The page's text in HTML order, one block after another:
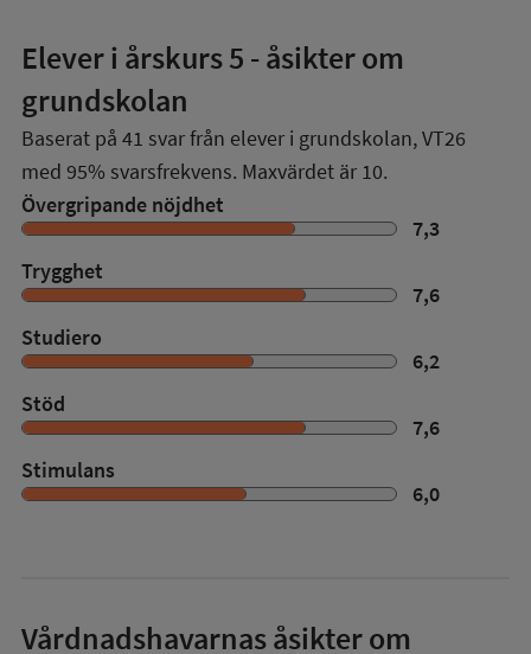
Elever i årskurs 5 - åsikter om
grundskolan
Baserat på 41 svar från elever i grundskolan,VT26
med 95% svarsfrekvens. Maxvärdet är 10.
Övergripande nöjdhet
7,3
Trygghet
7,6
Studiero
6,2
Stöd
7,6
Stimulans
6,0
Vårdnadshavarnas åsikter om